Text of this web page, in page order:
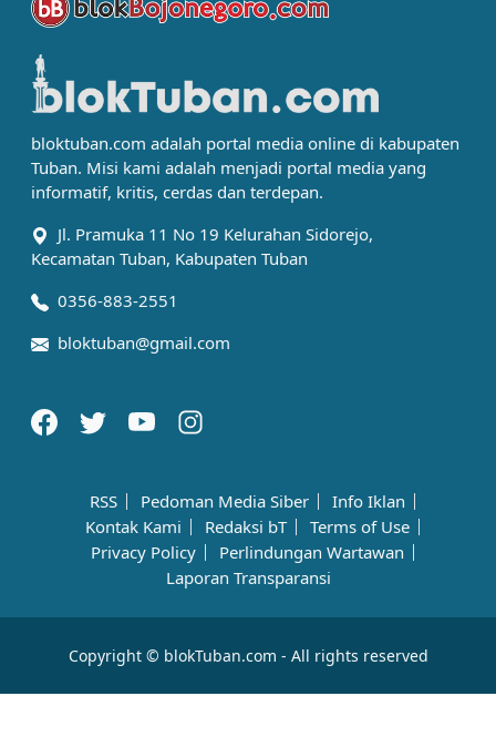
bloktuban.com adalah portal media online di kabupaten
Tuban. Misi kami adalah menjadi portal media yang
informatif, kritis, cerdas dan terdepan.
Jl. Pramuka 11 No 19 Kelurahan Sidorejo,
Kecamatan Tuban, Kabupaten Tuban
0356-883-2551
bloktuban@gmail.com
RSS Pedoman Media Siber
Info Iklan
Kontak Kami
Redaksi bT
Terms of Use
Privacy Policy
Perlindungan Wartawan
Laporan Transparansi
Copyright © blokTuban.com - All rights reserved